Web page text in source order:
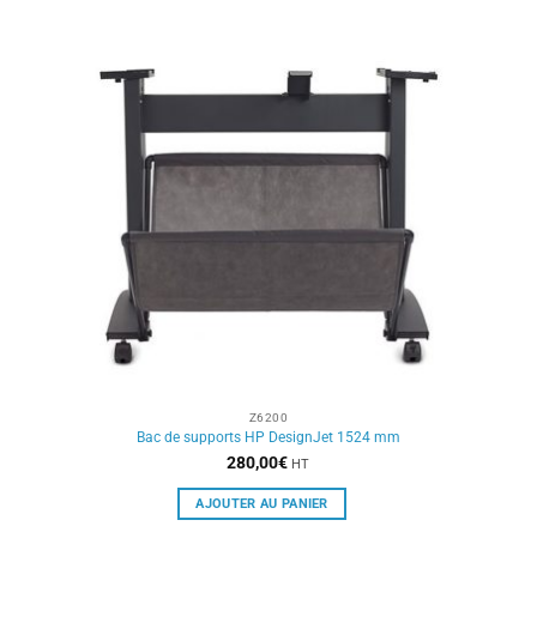
Z6200
Bac de supports HP DesignJet 1524 mm
280,00€ HT
AJOUTER AU PANIER